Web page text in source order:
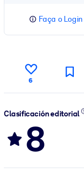
Faça o Login
6
Clasificación editorial
8